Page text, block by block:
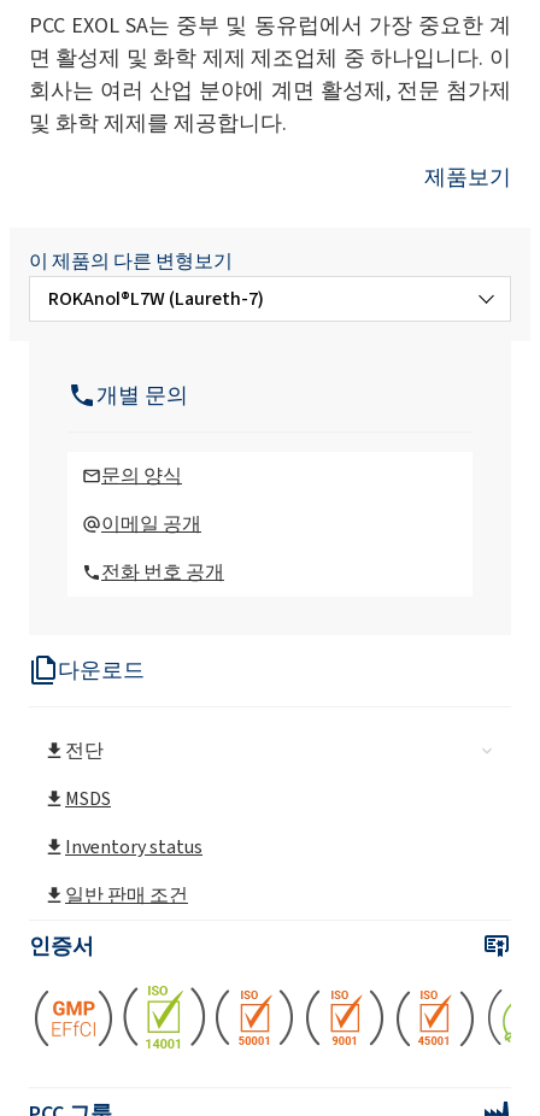
다운로드
전단
MSDS
Inventory status
일반 판매 조건
인증서
PCC EXOL SA는 중부 및 동유럽에서 가장 중요한 계
면 활성제 및 화학 제제 제조업체 중 하나입니다. 이
회사는 여러 산업 분야에 계면 활성제, 전문 첨가제
및 화학 제제를 제공합니다.
제품보기
이 제품의 다른 변형보기
ROKAnol®L7W (Laureth-7)
ROKAnol® L2 (Laureth-2)
ROKAnol®L30
ROKAnol® L3A (Laureth-3)
ROKAnol® L4P5 (PPG-5- Laureth-4)
개별 문의
문의 양식
이메일 공개
전화 번호 공개